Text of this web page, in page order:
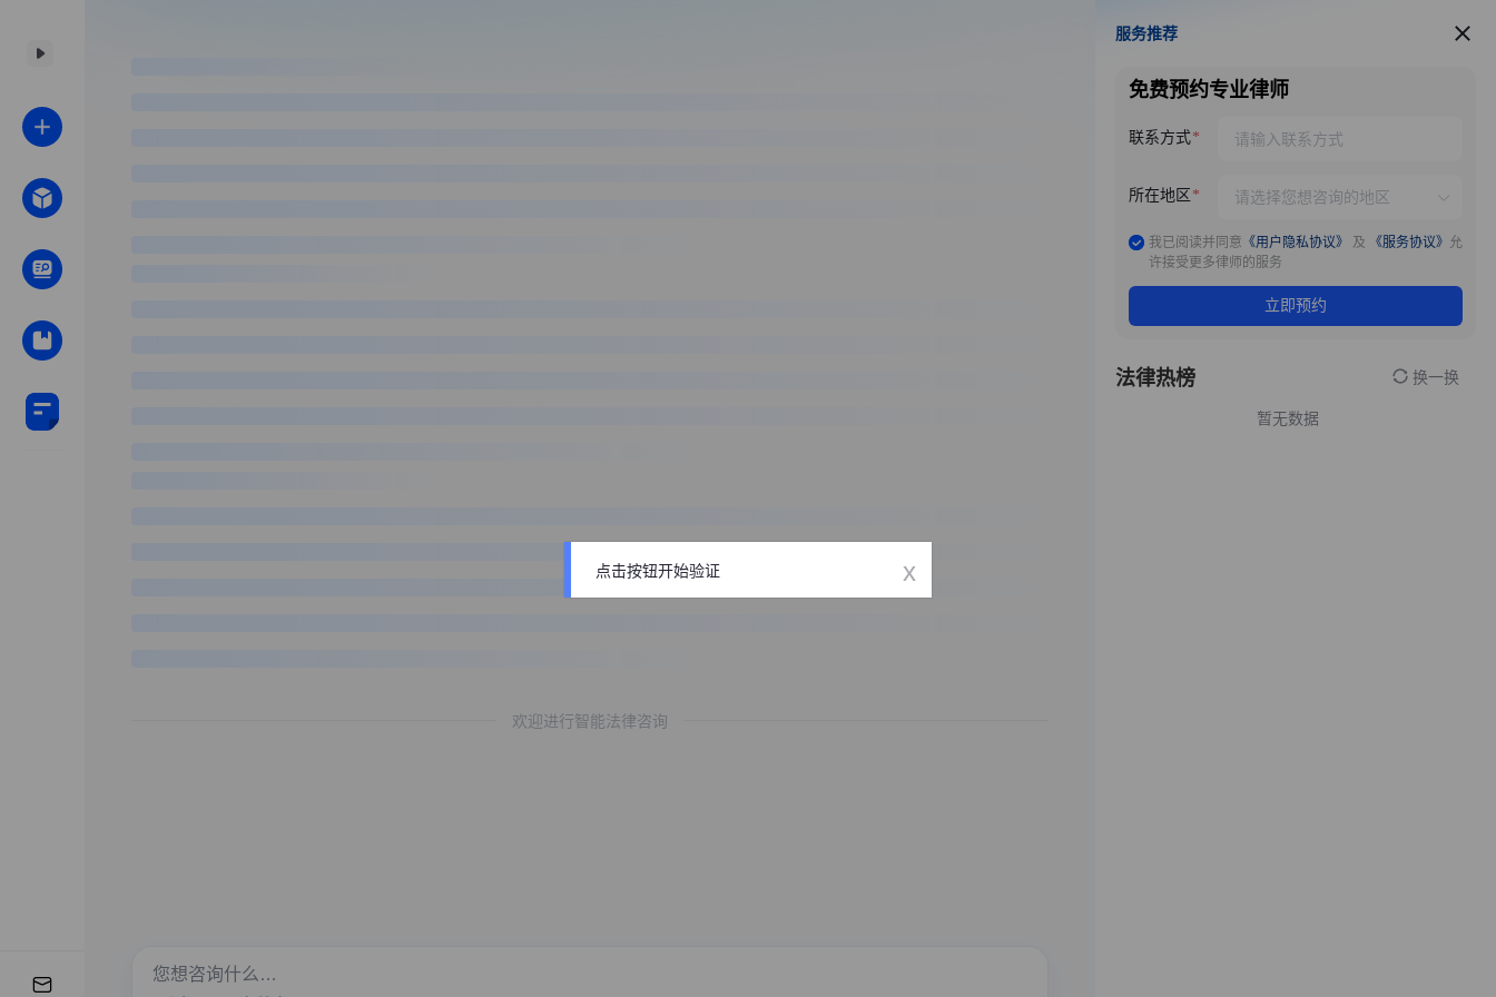
欢迎进行智能法律咨询
服务推荐
服务推荐
免费预约专业律师
联系方式
所在地区
我已阅读并同意 《用户隐私协议》 及 《服务协议》 允
许接受更多律师的服务
立即预约
法律热榜 换一换
暂无数据
点击按钮开始验证 x